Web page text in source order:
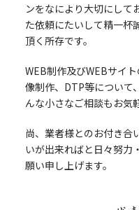
ンをなにより大切にして
た依頼にたいして精一杯
頂く所存です。
WEB制作及びWEBサイ
像制作、DTP等について
んな小さなご相談もお気
尚、業者様とのお付き合
いが出来ればと日々努力
願い申し上げます。